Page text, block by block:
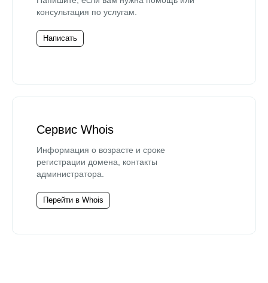
консультация по услугам.
Написать
Сервис Whois
Информация о возрасте и сроке
регистрации домена, контакты
администратора.
Перейти в Whois